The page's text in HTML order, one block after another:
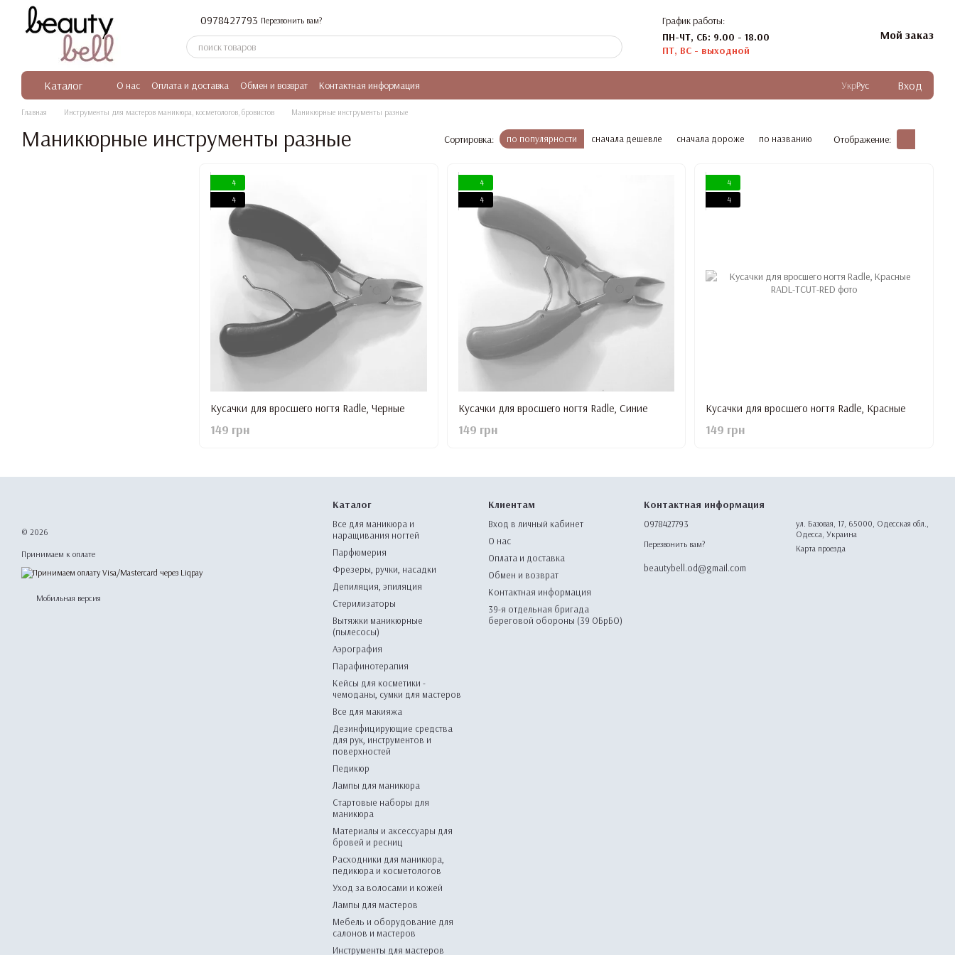
Перейти к основному контенту
0978427793 Перезвонить вам?
График работы:
ПН-ЧТ, СБ: 9.00 - 18.00
ПТ, ВС - выходной
Мой заказ
Каталог О нас Оплата и доставка Обмен и возврат Контактная информация УкрРус Вход
Главная Инструменты для мастеров маникюра, косметологов, бровистов Маникюрные инструменты разные
Маникюрные инструменты разные Сортировка: по популярности сначала дешевле сначала дороже по названию Отображение:
4
4
Кусачки для вросшего ногтя Radle, Черные
149 грн
4
4
Кусачки для вросшего ногтя Radle, Синие
149 грн
4
4
Кусачки для вросшего ногтя Radle, Красные
149 грн
© 2026
Принимаем к оплате
Мобильная версия
Каталог
Все для маникюра и
наращивания ногтей
Парфюмерия
Фрезеры, ручки, насадки
Депиляция, эпиляция
Стерилизаторы
Вытяжки маникюрные
(пылесосы)
Аэрография
Парафинотерапия
Кейсы для косметики -
чемоданы, сумки для мастеров
Все для макияжа
Дезинфицирующие средства
для рук, инструментов и
поверхностей
Педикюр
Лампы для маникюра
Стартовые наборы для
маникюра
Материалы и аксессуары для
бровей и ресниц
Расходники для маникюра,
педикюра и косметологов
Уход за волосами и кожей
Лампы для мастеров
Мебель и оборудование для
салонов и мастеров
Инструменты для мастеров
Клиентам
Вход в личный кабинет
О нас
Оплата и доставка
Обмен и возврат
Контактная информация
39-я отдельная бригада
береговой обороны (39 ОБрБО)
Контактная информация
0978427793
Перезвонить вам?
beautybell.od@gmail.com
ул. Базовая, 17, 65000, Одесская обл.,
Одесса, Украина
Карта проезда